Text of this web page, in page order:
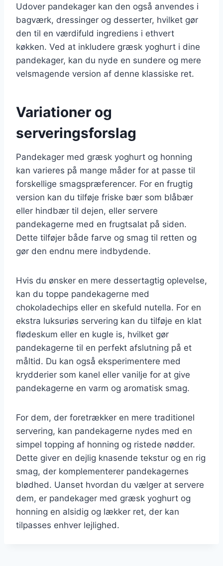
Udover pandekager kan den også anvendes i
bagværk, dressinger og desserter, hvilket gør
den til en værdifuld ingrediens i ethvert
køkken. Ved at inkludere græsk yoghurt i dine
pandekager, kan du nyde en sundere og mere
velsmagende version af denne klassiske ret.
Variationer og
serveringsforslag
Pandekager med græsk yoghurt og honning
kan varieres på mange måder for at passe til
forskellige smagspræferencer. For en frugtig
version kan du tilføje friske bær som blåbær
eller hindbær til dejen, eller servere
pandekagerne med en frugtsalat på siden.
Dette tilføjer både farve og smag til retten og
gør den endnu mere indbydende.
Hvis du ønsker en mere dessertagtig oplevelse,
kan du toppe pandekagerne med
chokoladechips eller en skefuld nutella. For en
ekstra luksuriøs servering kan du tilføje en klat
flødeskum eller en kugle is, hvilket gør
pandekagerne til en perfekt afslutning på et
måltid. Du kan også eksperimentere med
krydderier som kanel eller vanilje for at give
pandekagerne en varm og aromatisk smag.
For dem, der foretrækker en mere traditionel
servering, kan pandekagerne nydes med en
simpel topping af honning og ristede nødder.
Dette giver en dejlig knasende tekstur og en rig
smag, der komplementerer pandekagernes
blødhed. Uanset hvordan du vælger at servere
dem, er pandekager med græsk yoghurt og
honning en alsidig og lækker ret, der kan
tilpasses enhver lejlighed.